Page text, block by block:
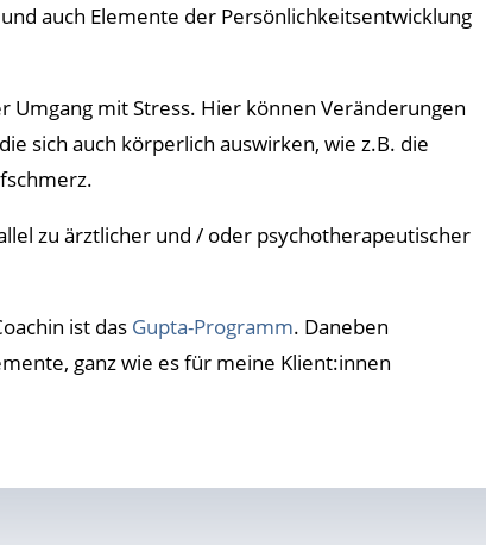
auch Elemente der Persönlichkeitsentwicklung
Umgang mit Stress. Hier können Veränderungen
sich auch körperlich auswirken, wie z.B. die
zu ärztlicher und / oder psychotherapeutischer
ist das Gupta-Programm. Daneben
ganz wie es für meine Klient:innen